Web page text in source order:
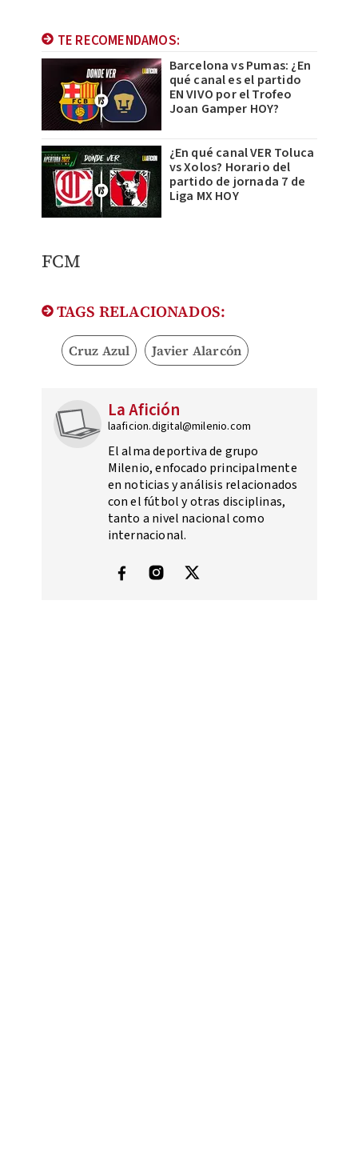
TE RECOMENDAMOS:
Barcelona vs Pumas: ¿En
qué canal es el partido
EN VIVO por el Trofeo
Joan Gamper HOY?
¿En qué canal VER Toluca
vs Xolos? Horario del
partido de jornada 7 de
Liga MX HOY
FCM
TAGS RELACIONADOS:
Cruz Azul Javier Alarcón
La Afición
laaficion.digital@milenio.com
El alma deportiva de grupo
Milenio, enfocado principalmente
en noticias y análisis relacionados
con el fútbol y otras disciplinas,
tanto a nivel nacional como
internacional.